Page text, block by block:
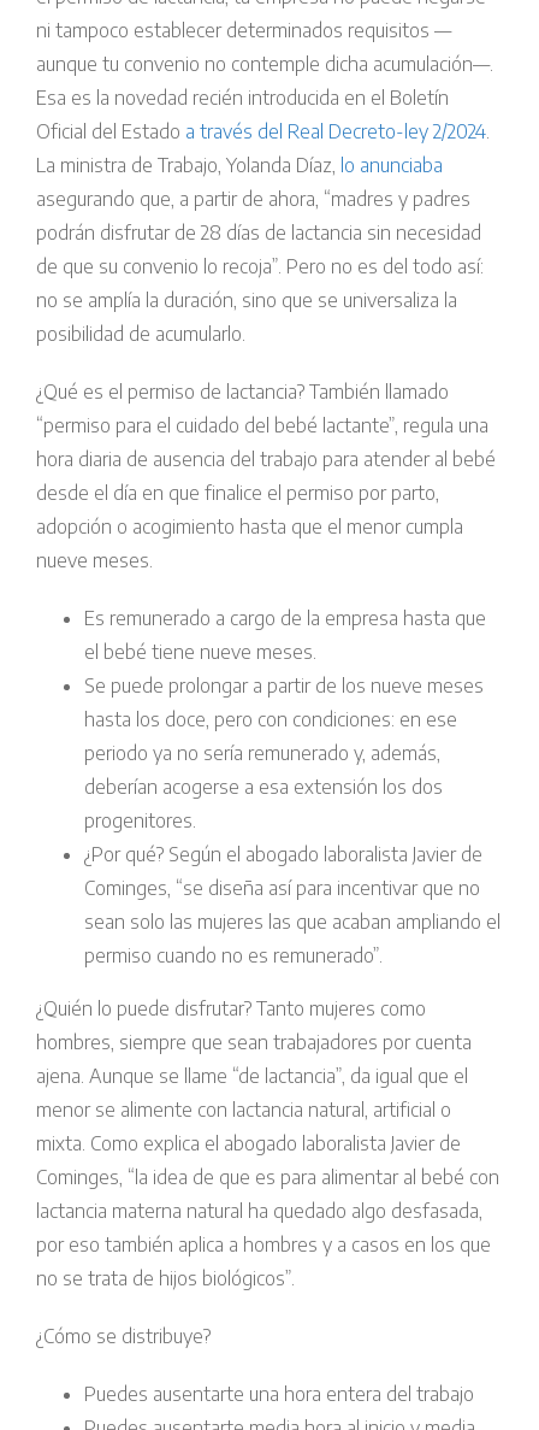
ni tampoco establecer determinados requisitos —
aunque tu convenio no contemple dicha acumulación—.
Esa es la novedad recién introducida en el Boletín
Oficial del Estado a través del Real Decreto-ley 2/2024.
La ministra de Trabajo, Yolanda Díaz, lo anunciaba
asegurando que, a partir de ahora, “madres y padres
podrán disfrutar de 28 días de lactancia sin necesidad
de que su convenio lo recoja”. Pero no es del todo así:
no se amplía la duración, sino que se universaliza la
posibilidad de acumularlo.
¿Qué es el permiso de lactancia? También llamado
“permiso para el cuidado del bebé lactante”, regula una
hora diaria de ausencia del trabajo para atender al bebé
desde el día en que finalice el permiso por parto,
adopción o acogimiento hasta que el menor cumpla
nueve meses.
Es remunerado a cargo de la empresa hasta que
el bebé tiene nueve meses.
Se puede prolongar a partir de los nueve meses
hasta los doce, pero con condiciones: en ese
periodo ya no sería remunerado y, además,
deberían acogerse a esa extensión los dos
progenitores.
¿Por qué? Según el abogado laboralista Javier de
Cominges, “se diseña así para incentivar que no
sean solo las mujeres las que acaban ampliando el
permiso cuando no es remunerado”.
¿Quién lo puede disfrutar? Tanto mujeres como
hombres, siempre que sean trabajadores por cuenta
ajena. Aunque se llame “de lactancia”, da igual que el
menor se alimente con lactancia natural, artificial o
mixta. Como explica el abogado laboralista Javier de
Cominges, “la idea de que es para alimentar al bebé con
lactancia materna natural ha quedado algo desfasada,
por eso también aplica a hombres y a casos en los que
no se trata de hijos biológicos”.
¿Cómo se distribuye?
Puedes ausentarte una hora entera del trabajo